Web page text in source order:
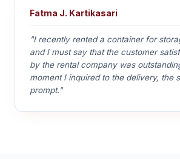
Fatma J. Kartikasari
"I recently rented a container for
and I must say that the customer
by the rental company was
moment I inquired to the delivery, the
prompt."